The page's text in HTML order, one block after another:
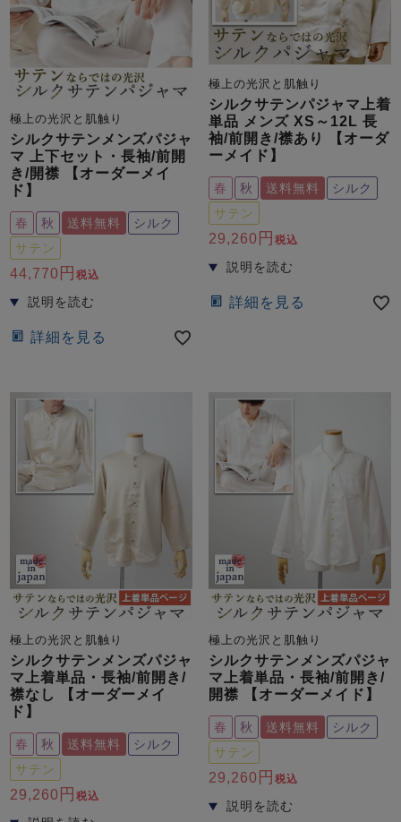
春 夏 秋
売れ筋ランキング
新着商品
すべての季節のパジャマ一覧はこちら
すべてのキッ
ズ
パジャマ
ガールズ長袖 ガールズ半袖 ワンピース
ガールズ前開
ガールズかぶ
り
ボーイズ長袖
ガールズ 上着
単品
ガールズズボ
ン単品
ボーイズ上着
単品
ボーイズ
ン単品
売れ筋ランキング
- Item Ranking -
新着商品
- New Arrival -
すべてのデザインのパジャマ一覧はこちら
極上の光沢と肌触り
シルクサテンメンズパジャ
マ 上下セット・長袖/前開
き/開襟 【オーダーメイ
ド】
春 秋 送料無料
シルク
サテン
44,770 税込
詳細を見る
極上の光沢と肌触り
シルクサテンパジャマ上着
単品 メンズ XS～12L 長
袖/前開き/襟あり 【オーダ
ーメイド】
春 秋 送料無料
シルク
サテン
29,260 税込
詳細を見る
極上の光沢と肌触り
シルクサテンメンズパジャ
マ上着単品・長袖/前開き/
襟なし 【オーダーメイ
ド】
春 秋 送料無料
シルク
サテン
29,260 税込
極上の光沢と肌触り
シルクサテンメンズパジャ
マ上着単品・長袖/前開き/
開襟 【オーダーメイド】
春 秋 送料無料
シルク
サテン
29,260 税込